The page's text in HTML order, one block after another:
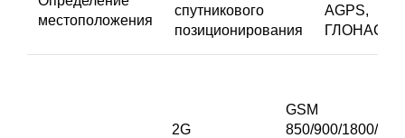
местоположения
спутникового
позиционирования
AGPS,
ГЛОНАСС
2G
GSM
850/900/1800/